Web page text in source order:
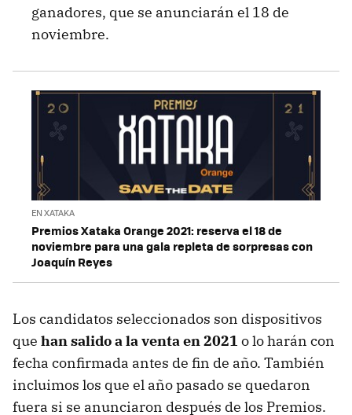
ganadores, que se anunciarán el 18 de
noviembre.
EN XATAKA
Premios Xataka Orange 2021: reserva el 18 de
noviembre para una gala repleta de sorpresas con
Joaquín Reyes
Los candidatos seleccionados son dispositivos
que han salido a la venta en 2021 o lo harán con
fecha confirmada antes de fin de año. También
incluimos los que el año pasado se quedaron
fuera si se anunciaron después de los Premios.